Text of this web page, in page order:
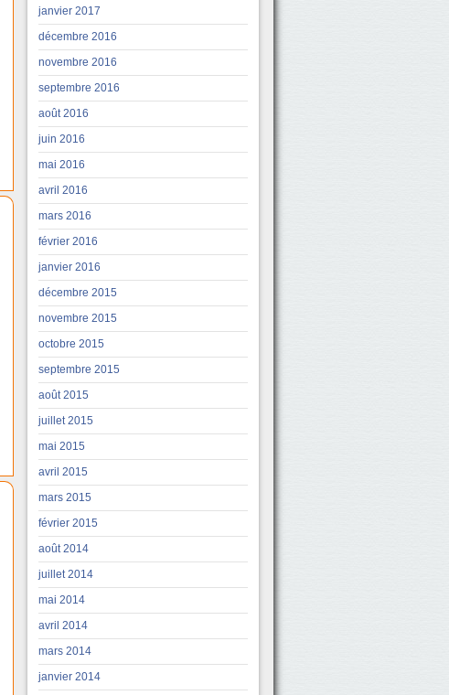
janvier 2017
décembre 2016
novembre 2016
septembre 2016
août 2016
juin 2016
mai 2016
avril 2016
mars 2016
février 2016
janvier 2016
décembre 2015
novembre 2015
octobre 2015
septembre 2015
août 2015
juillet 2015
mai 2015
avril 2015
mars 2015
février 2015
août 2014
juillet 2014
mai 2014
avril 2014
mars 2014
janvier 2014